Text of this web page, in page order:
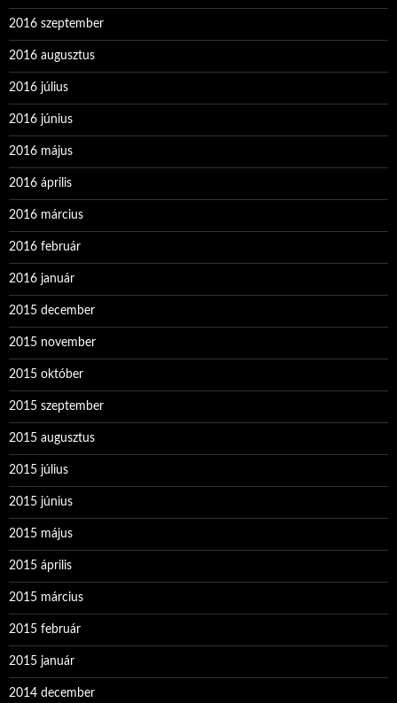
2016 szeptember
2016 augusztus
2016 július
2016 június
2016 május
2016 április
2016 március
2016 február
2016 január
2015 december
2015 november
2015 október
2015 szeptember
2015 augusztus
2015 július
2015 június
2015 május
2015 április
2015 március
2015 február
2015 január
2014 december